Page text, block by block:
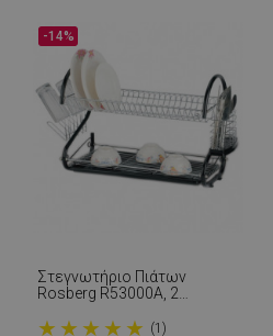
Στεγνωτήριο Πιάτων
Rosberg R53000A, 2
Μαύρο
★ ★ ★ ★ ★ (1)
-14%